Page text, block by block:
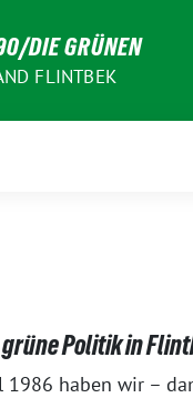
DIE GRÜNEN
FLINTBEK
Politik in
1986 haben wir –